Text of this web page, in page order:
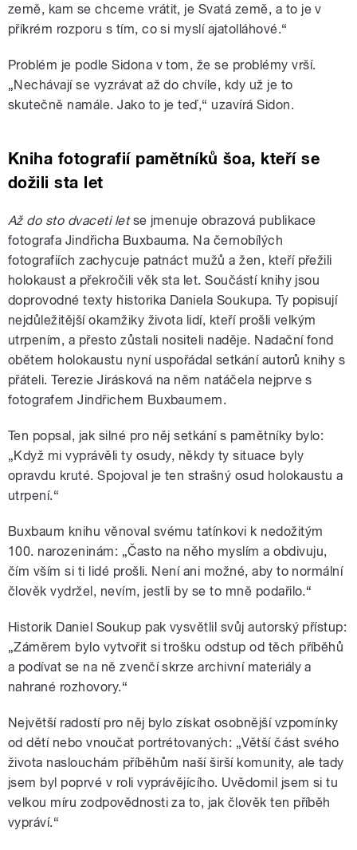
země, kam se chceme vrátit, je Svatá země, a to je v
příkrém rozporu s tím, co si myslí ajatolláhové.“
Problém je podle Sidona v tom, že se problémy vrší.
„Nechávají se vyzrávat až do chvíle, kdy už je to
skutečně namále. Jako to je teď,“ uzavírá Sidon.
Kniha fotografií pamětníků šoa, kteří se
dožili sta let
Až do sto dvaceti letse jmenuje obrazová publikace
fotografa Jindřicha Buxbauma. Na černobílých
fotografiích zachycuje patnáct mužů a žen, kteří přežili
holokaust a překročili věk sta let. Součástí knihy jsou
doprovodné texty historika Daniela Soukupa. Ty popisují
nejdůležitější okamžiky života lidí, kteří prošli velkým
utrpením, a přesto zůstali nositeli naděje. Nadační fond
obětem holokaustu nyní uspořádal setkání autorů knihy s
přáteli. Terezie Jirásková na něm natáčela nejprve s
fotografem Jindřichem Buxbaumem.
Ten popsal, jak silné pro něj setkání s pamětníky bylo:
„Když mi vyprávěli ty osudy, někdy ty situace byly
opravdu kruté. Spojoval je ten strašný osud holokaustu a
utrpení.“
Buxbaum knihu věnoval svému tatínkovi k nedožitým
100. narozeninám: „Často na něho myslím a obdivuju,
čím vším si ti lidé prošli. Není ani možné, aby to normální
člověk vydržel, nevím, jestli by se to mně podařilo.“
Historik Daniel Soukup pak vysvětlil svůj autorský přístup:
„Záměrem bylo vytvořit si trošku odstup od těch příběhů
a podívat se na ně zvenčí skrze archivní materiály a
nahrané rozhovory.“
Největší radostí pro něj bylo získat osobnější vzpomínky
od dětí nebo vnoučat portrétovaných: „Větší část svého
života naslouchám příběhům naší širší komunity, ale tady
jsem byl poprvé v roli vyprávějícího. Uvědomil jsem si tu
velkou míru zodpovědnosti za to, jak člověk ten příběh
vypráví.“